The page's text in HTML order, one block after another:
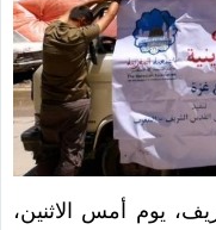
يوم أمس الاثنين،